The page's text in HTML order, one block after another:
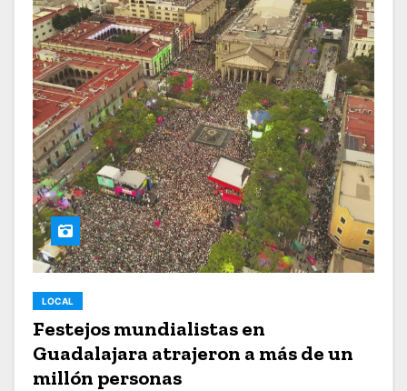
LOCAL
Festejos mundialistas en
Guadalajara atrajeron a más de un
millón personas